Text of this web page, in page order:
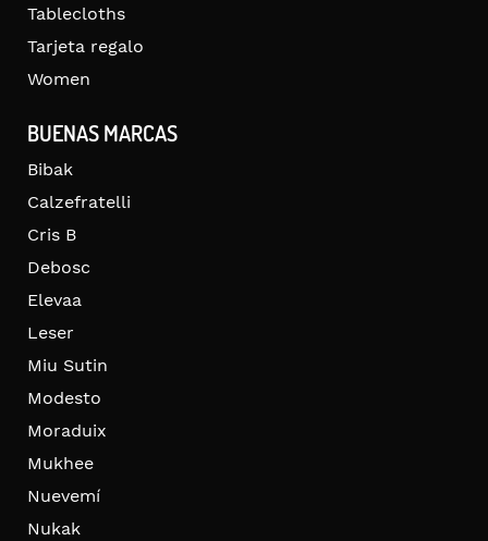
Tablecloths
Tarjeta regalo
Women
BUENAS MARCAS
Bibak
Calzefratelli
Cris B
Debosc
Elevaa
Leser
Miu Sutin
Modesto
Moraduix
Mukhee
Nuevemí
Nukak